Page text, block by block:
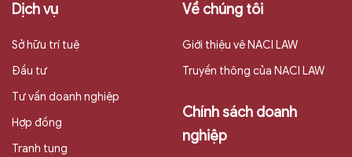
Dịch vụ
Sở hữu trí tuệ
Đầu tư
Tư vấn doanh nghiệp
Hợp đồng
Tranh tụng
Về chúng tôi
Giới thiệu vê NACI LAW
Truyền thông của NACI LAW
Chính sách doanh
nghiệp